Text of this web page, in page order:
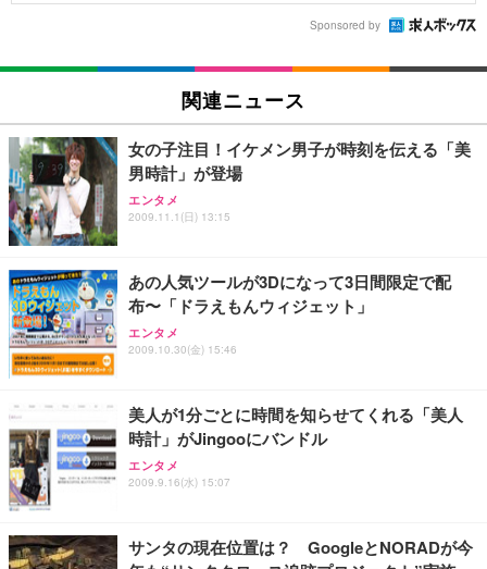
Sponsored by
関連ニュース
女の子注目！イケメン男子が時刻を伝える「美
男時計」が登場
エンタメ
2009.11.1(日) 13:15
あの人気ツールが3Dになって3日間限定で配
布〜「ドラえもんウィジェット」
エンタメ
2009.10.30(金) 15:46
美人が1分ごとに時間を知らせてくれる「美人
時計」がJingooにバンドル
エンタメ
2009.9.16(水) 15:07
サンタの現在位置は？ GoogleとNORADが今